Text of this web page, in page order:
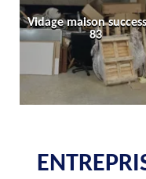
Vidage maison
83